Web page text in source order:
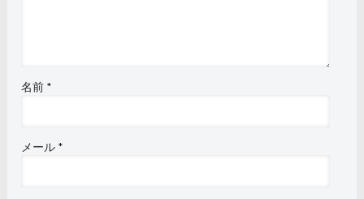
名前 *
メール *